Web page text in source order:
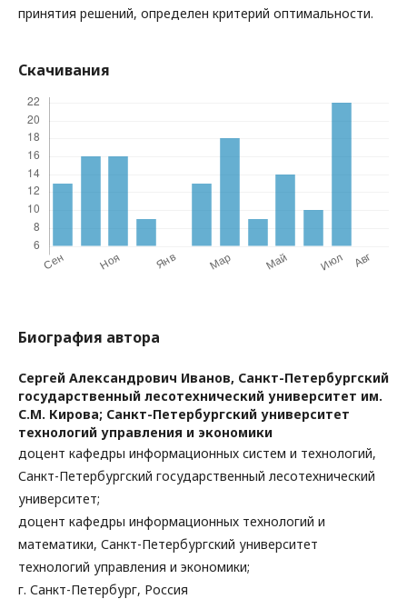
принятия решений, определен критерий оптимальности.
Скачивания
Биография автора
Сергей Александрович Иванов, Санкт-Петербургский
государственный лесотехнический университет им.
С.М. Кирова; Санкт-Петербургский университет
технологий управления и экономики
доцент кафедры информационных систем и технологий,
Санкт-Петербургский государственный лесотехнический
университет;
доцент кафедры информационных технологий и
математики, Санкт-Петербургский университет
технологий управления и экономики;
г. Санкт-Петербург, Россия